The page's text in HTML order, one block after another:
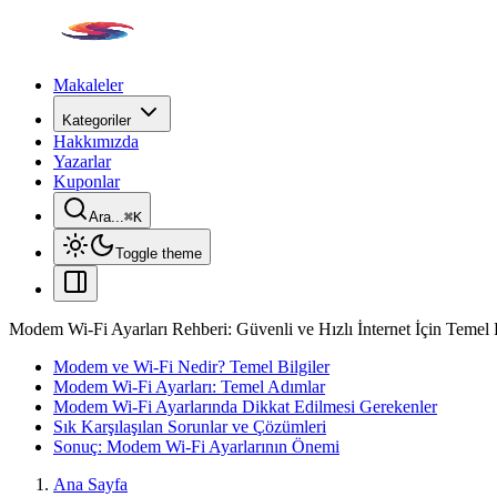
Makaleler
Kategoriler
Hakkımızda
Yazarlar
Kuponlar
Ara...⌘K
Toggle theme
Modem Wi-Fi Ayarları Rehberi: Güvenli ve Hızlı İnternet İçin Temel
Modem ve Wi-Fi Nedir? Temel Bilgiler
Modem Wi-Fi Ayarları: Temel Adımlar
Modem Wi-Fi Ayarlarında Dikkat Edilmesi Gerekenler
Sık Karşılaşılan Sorunlar ve Çözümleri
Sonuç: Modem Wi-Fi Ayarlarının Önemi
Ana Sayfa